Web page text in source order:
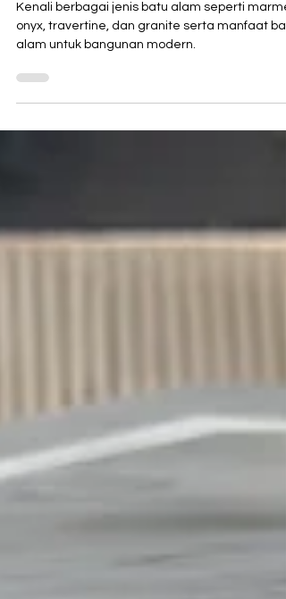
Kenali berbagai jenis batu alam seperti
onyx, travertine, dan granite serta manfaat
alam untuk bangunan modern.